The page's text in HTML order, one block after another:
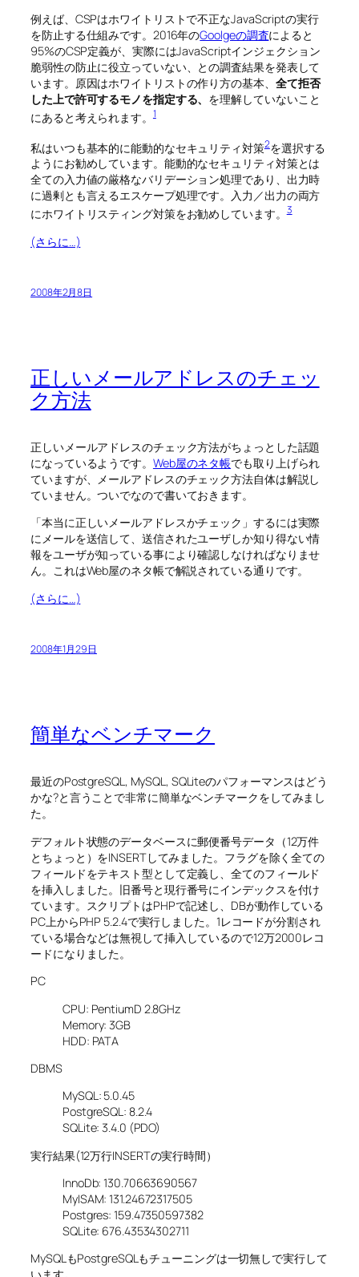
例えば、CSPはホワイトリストで不正なJavaScriptの実行
を防止する仕組みです。2016年のGoolgeの調査によると
95%のCSP定義が、実際にはJavaScriptインジェクション
脆弱性の防止に役立っていない、との調査結果を発表して
います。原因はホワイトリストの作り方の基本、 全て拒否
した上で許可するモノを指定する、 を理解していないこと
にあると考えられます。 1
私はいつも基本的に能動的なセキュリティ対策2を選択する
ようにお勧めしています。能動的なセキュリティ対策とは
全ての入力値の厳格なバリデーション処理であり、出力時
に過剰とも言えるエスケープ処理です。入力／出力の両方
にホワイトリスティング対策をお勧めしています。3
(さらに…)
2008年2月8日
正しいメールアドレスのチェッ
ク方法
正しいメールアドレスのチェック方法がちょっとした話題
になっているようです。 Web屋のネタ帳でも取り上げられ
ていますが、メールアドレスのチェック方法自体は解説し
ていません。ついでなので書いておきます。
「本当に正しいメールアドレスかチェック」するには実際
にメールを送信して、送信されたユーザしか知り得ない情
報をユーザが知っている事により確認しなければなりませ
ん。これはWeb屋のネタ帳で解説されている通りです。
(さらに…)
2008年1月29日
簡単なベンチマーク
最近のPostgreSQL, MySQL, SQLiteのパフォーマンスはどう
かな?と言うことで非常に簡単なベンチマークをしてみまし
た。
デフォルト状態のデータベースに郵便番号データ（12万件
とちょっと）をINSERTしてみました。フラグを除く全ての
フィールドをテキスト型として定義し、全てのフィールド
を挿入しました。旧番号と現行番号にインデックスを付け
ています。スクリプトはPHPで記述し、DBが動作している
PC上からPHP 5.2.4で実行しました。1レコードが分割され
ている場合などは無視して挿入しているので12万2000レコ
ードになりました。
PC
CPU: PentiumD 2.8GHz
Memory: 3GB
HDD: PATA
DBMS
MySQL: 5.0.45
PostgreSQL: 8.2.4
SQLite: 3.4.0 (PDO)
実行結果(12万行INSERTの実行時間）
InnoDb: 130.70663690567
MyISAM: 131.24672317505
Postgres: 159.47350597382
SQLite: 676.43534302711
MySQLもPostgreSQLもチューニングは一切無しで実行して